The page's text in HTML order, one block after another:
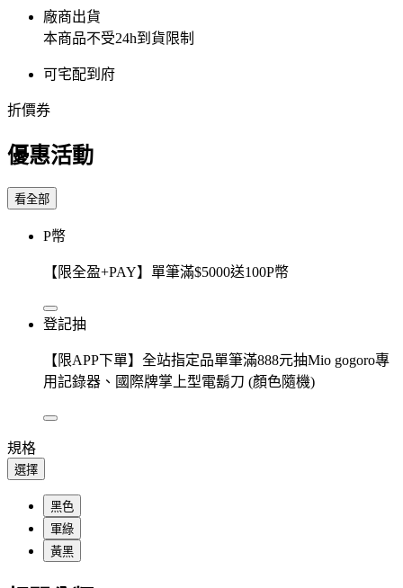
廠商出貨
本商品不受24h到貨限制
可宅配到府
折價券
優惠活動
看全部
P幣
【限全盈+PAY】單筆滿$5000送100P幣
登記抽
【限APP下單】全站指定品單筆滿888元抽Mio gogoro專
用記錄器、國際牌掌上型電鬍刀 (顏色隨機)
規格
選擇
黑色
軍綠
黃黑